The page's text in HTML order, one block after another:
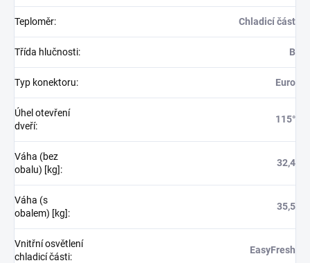
Teploměr: Chladicí část
Třída hlučnosti: B
Typ konektoru: Euro
Úhel otevření
dveří:
115°
Váha (bez
obalu) [kg]:
32,4
Váha (s
obalem) [kg]:
35,5
Vnitřní osvětlení
chladicí části:
EasyFresh